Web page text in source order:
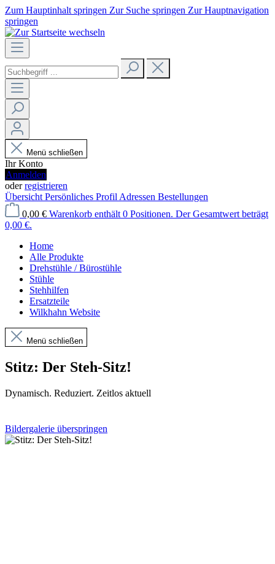
Zum Hauptinhalt springen Zur Suche springen Zur Hauptnavigation
springen
Menü schließen
Ihr Konto
Anmelden
oderregistrieren
Übersicht Persönliches Profil Adressen Bestellungen
0,00 € Warenkorb enthält 0 Positionen. Der Gesamtwert beträgt
0,00 €.
Home
Alle Produkte
Drehstühle / Bürostühle
Stühle
Stehhilfen
Ersatzteile
Wilkhahn Website
Menü schließen
Stitz: Der Steh-Sitz!
Dynamisch. Reduziert. Zeitlos aktuell
Bildergalerie überspringen